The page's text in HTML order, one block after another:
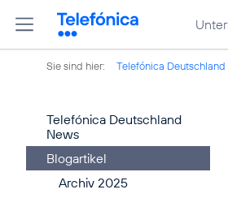
Sie sind hier: Telefónica Deutschland
Telefónica Deutschland
News
Blogartikel
Archiv 2025